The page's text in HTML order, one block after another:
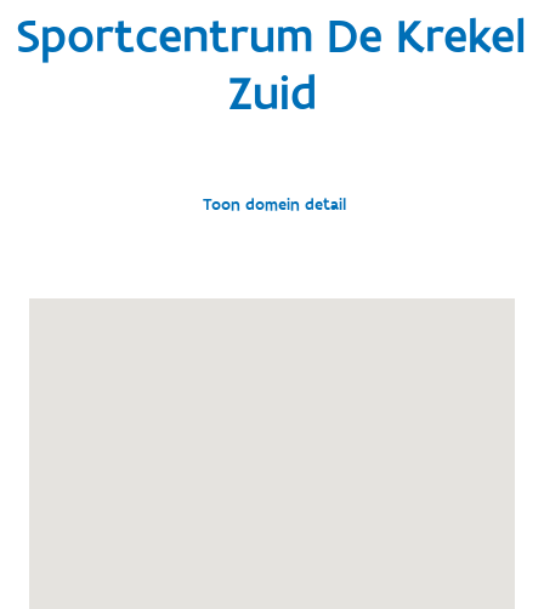
Sportcentrum De Krekel
Zuid
Toon domein detail